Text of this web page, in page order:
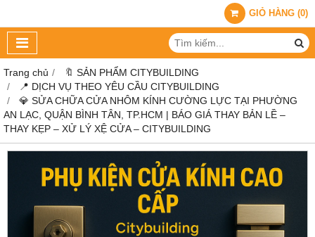
GIỎ HÀNG (0)
Trang chủ
🔖 SẢN PHẨM CITYBUILDING
📍 DỊCH VỤ THEO YÊU CẦU CITYBUILDING
💎 SỬA CHỮA CỬA NHÔM KÍNH CƯỜNG LỰC TẠI PHƯỜNG
AN LẠC, QUẬN BÌNH TÂN, TP.HCM | BÁO GIÁ THAY BẢN LỀ –
THAY KẸP – XỬ LÝ XỆ CỬA – CITYBUILDING